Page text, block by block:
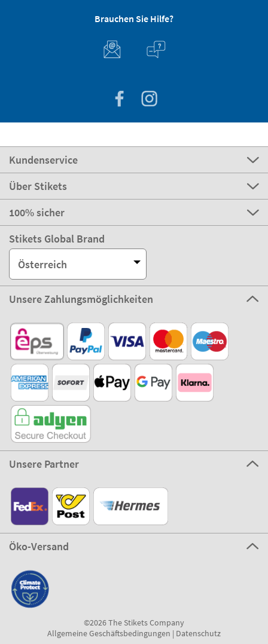
Brauchen Sie Hilfe?
Kundenservice
Über Stikets
100% sicher
Stikets Global Brand
Österreich
Unsere Zahlungsmöglichkeiten
Unsere Partner
Öko-Versand
©2026 The Stikets Company
Allgemeine Geschäftsbedingungen | Datenschutz